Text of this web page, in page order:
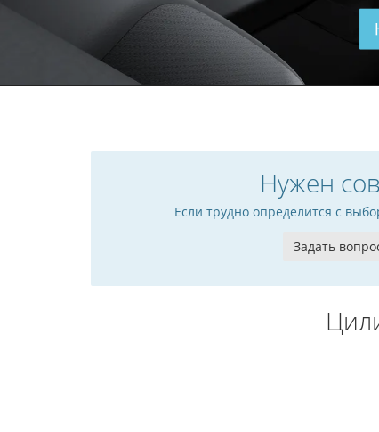
Нужен
Если трудно определится с
Задать